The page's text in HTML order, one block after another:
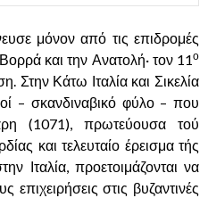
μόνον από τις επιδρομές
και την Ανατολή· τον 11ο
Στην Κάτω Ιταλία και Σικελία
– σκανδιναβικό φύλο – που
(1071), πρωτεύουσα τού
και τελευταίο έρεισμα τής
Ιταλία, προετοιμάζονται να
επιχειρήσεις στις βυζαντινές